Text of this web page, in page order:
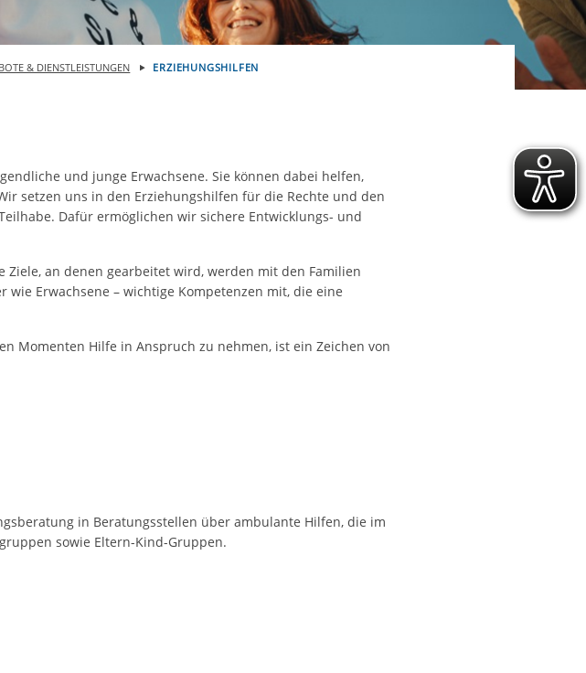
die erforderlich zur Bereitstellung
sind. Diese Cookies setzen wir
& DIENSTLEISTUNGEN ERZIEHUNGSHILFEN
und junge Erwachsene. Sie können dabei helfen,
setzen uns in den Erziehungshilfen für die Rechte und den
Dafür ermöglichen wir sichere Entwicklungs- und
an denen gearbeitet wird, werden mit den Familien
Erwachsene – wichtige Kompetenzen mit, die eine
Momenten Hilfe in Anspruch zu nehmen, ist ein Zeichen von
in Beratungsstellen über ambulante Hilfen, die im
sowie Eltern-Kind-Gruppen.